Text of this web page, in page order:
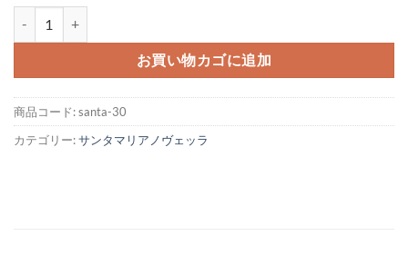
お買い物カゴに追加
商品コード:santa-30
カテゴリー:サンタマリアノヴェッラ